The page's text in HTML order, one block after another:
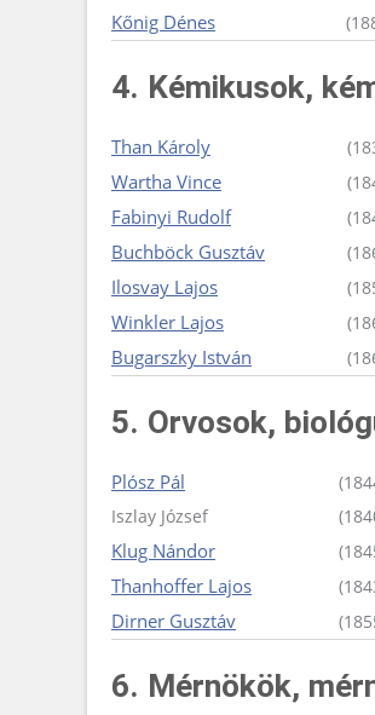
Kőnig Dénes
4. Kémikusok,
Than Károly
Wartha Vince
Fabinyi Rudolf
Buchböck Gusztáv
Ilosvay Lajos
Winkler Lajos
Bugarszky István
5. Orvosok,
Plósz Pál
Iszlay József
Klug Nándor
Thanhoffer Lajos
Dirner Gusztáv
6. Mérnökök,